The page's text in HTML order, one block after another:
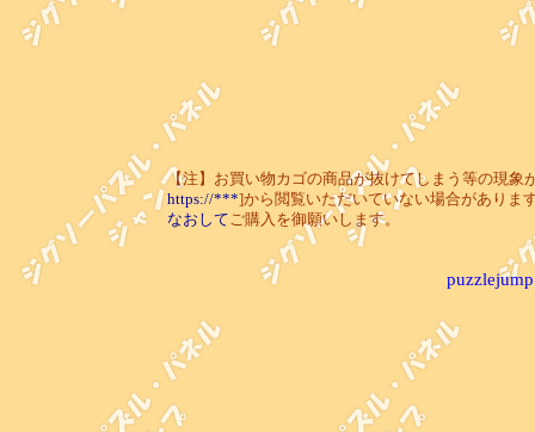
【注】お買い物カゴの商品が抜けてしまう等の現象
https://***]から閲覧いただいていない場合がありま
なおしてご購入を御願いします。